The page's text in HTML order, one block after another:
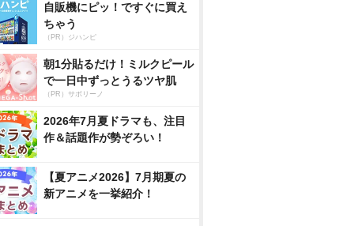
自販機にピッ！ですぐに買え
ちゃう
（PR）ジハンピ
朝1分貼るだけ！ミルクピール
で一日中ずっとうるツヤ肌
（PR）サボリーノ
2026年7月夏ドラマも、注目
作＆話題作が勢ぞろい！
【夏アニメ2026】7月期夏の
新アニメを一挙紹介！